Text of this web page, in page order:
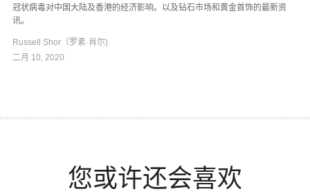
冠状病毒对中国大陆及香港的经济影响。以及钻石市场和黄金首饰的最新资
讯。
Russell Shor（罗素·肖尔)
二月 10, 2020
您或许还会喜欢